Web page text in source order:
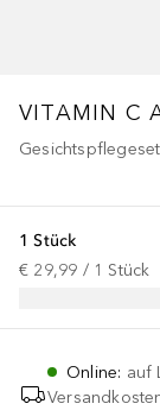
VITAMIN C
Gesichtspflegeset
1 Stück
€ 29,99 / 1 Stück
Online: auf